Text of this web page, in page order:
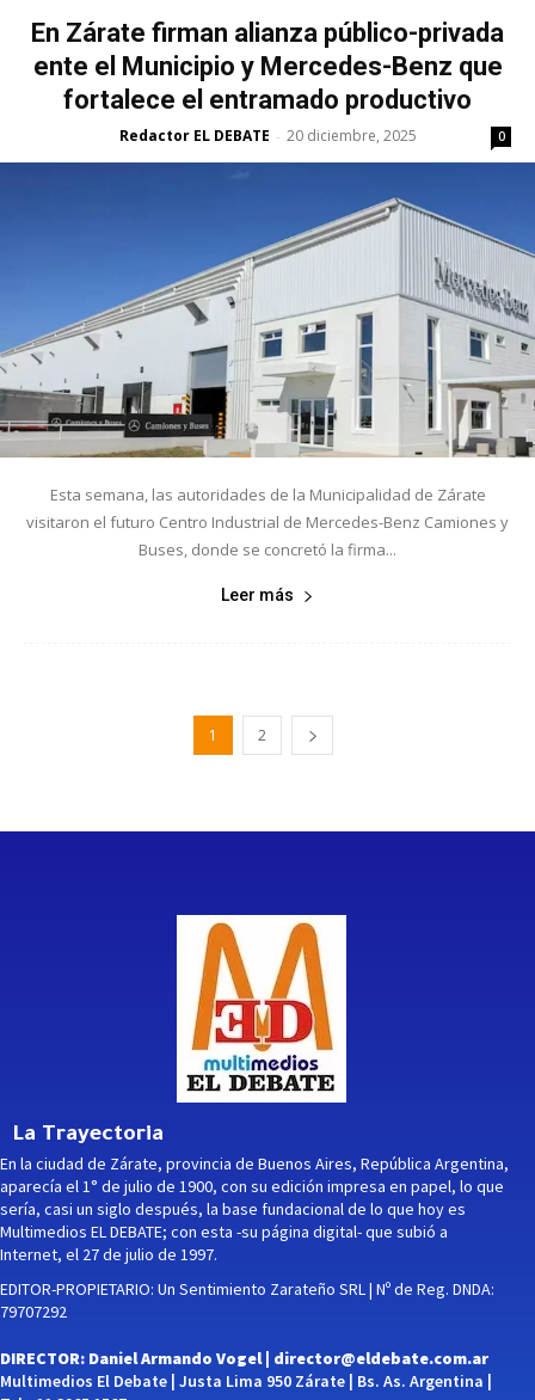
En Zárate firman alianza público-privada
ente el Municipio y Mercedes-Benz que
fortalece el entramado productivo
Redactor EL DEBATE - 20 diciembre, 2025 0
Esta semana, las autoridades de la Municipalidad de Zárate
visitaron el futuro Centro Industrial de Mercedes-Benz Camiones y
Buses, donde se concretó la firma...
Leer más
1 2
La Trayectoria
En la ciudad de Zárate, provincia de Buenos Aires, República Argentina,
aparecía el 1° de julio de 1900, con su edición impresa en papel, lo que
sería, casi un siglo después, la base fundacional de lo que hoy es
Multimedios EL DEBATE; con esta -su página digital- que subió a
Internet, el 27 de julio de 1997.
EDITOR-PROPIETARIO: Un Sentimiento Zarateño SRL | Nº de Reg. DNDA:
79707292
DIRECTOR: Daniel Armando Vogel | director@eldebate.com.ar
Multimedios El Debate | Justa Lima 950 Zárate | Bs. As. Argentina |